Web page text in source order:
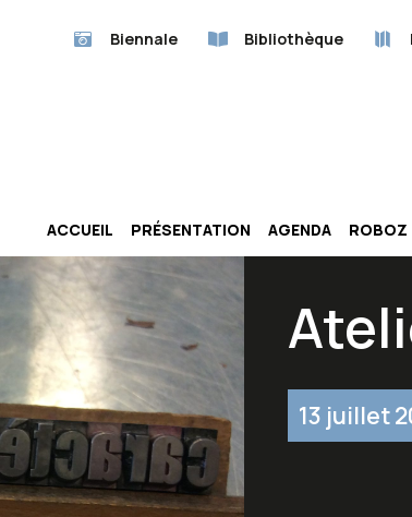
Biennale Bibliothèque
ACCUEIL PRÉSENTATION AGENDA ROBOZ
13 juillet